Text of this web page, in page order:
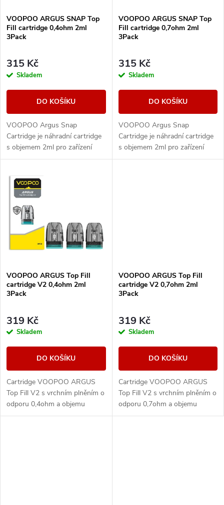
p
r
o
u
k
t
ů
s
p
r
o
d
u
k
ů
VOOPOO ARGUS SNAP Top
Fill cartridge 0,4ohm 2ml
3Pack
315 Kč
Skladem
DO KOŠÍKU
VOOPOO Argus Snap
Cartridge je náhradní cartridge
s objemem 2ml pro zařízení
řady ARGUS Pod Family. Nabízí
praktické horní...
VOOPOO ARGUS SNAP Top
Fill cartridge 0,7ohm 2ml
3Pack
315 Kč
Skladem
DO KOŠÍKU
VOOPOO Argus Snap
Cartridge je náhradní cartridge
s objemem 2ml pro zařízení
řady ARGUS Pod Family. Nabízí
VOOPOO ARGUS Top Fill
cartridge V2 0,4ohm 2ml
3Pack
319 Kč
Skladem
DO KOŠÍKU
Cartridge VOOPOO ARGUS
Top Fill V2 s vrchním plněním o
odporu 0,4ohm a objemu
nádržky 2ml s technologií
VOOPOO ARGUS Top Fill
cartridge V2 0,7ohm 2ml
3Pack
319 Kč
Skladem
DO KOŠÍKU
Cartridge VOOPOO ARGUS
Top Fill V2 s vrchním plněním o
odporu 0,7ohm a objemu
nádržky 2ml s technologií